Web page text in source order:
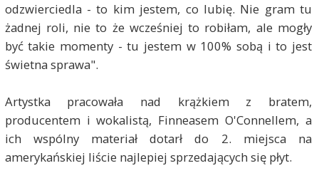
odzwierciedla - to kim jestem, co lubię. Nie gram tu
żadnej roli, nie to że wcześniej to robiłam, ale mogły
być takie momenty - tu jestem w 100% sobą i to jest
świetna sprawa".
Artystka pracowała nad krążkiem z bratem,
producentem i wokalistą, Finneasem O'Connellem, a
ich wspólny materiał dotarł do 2. miejsca na
amerykańskiej liście najlepiej sprzedających się płyt.